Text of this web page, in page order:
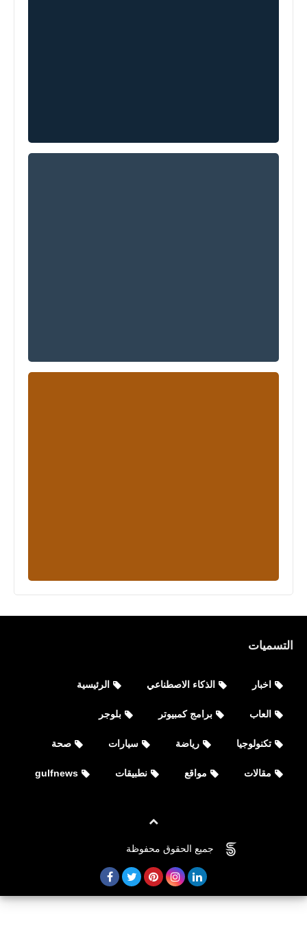
التسميات
اخبار الذكاء الاصطناعي الرئيسية
العاب برامج كمبيوتر بلوجر
تكنولوجيا رياضة سيارات صحة
مقالات مواقع نطبيقات gulfnews
جميع الحقوق محفوظة